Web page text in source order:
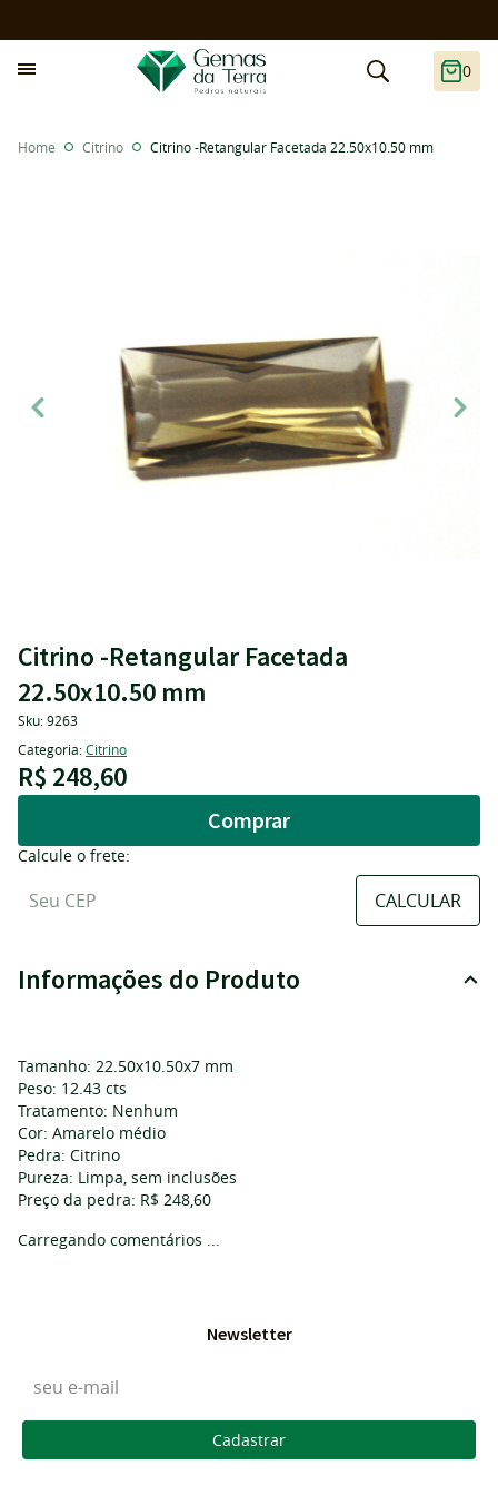
0
Home Citrino Citrino -Retangular Facetada 22.50x10.50 mm
Citrino -Retangular Facetada
22.50x10.50 mm
Sku:9263
Categoria:Citrino
R$ 248,60
Comprar
Calcule o frete:
Informações do Produto
Tamanho: 22.50x10.50x7 mm
Peso: 12.43 cts
Tratamento: Nenhum
Cor: Amarelo médio
Pedra: Citrino
Pureza: Limpa, sem inclusões
Preço da pedra: R$ 248,60
Carregando comentários ...
Newsletter
Cadastrar